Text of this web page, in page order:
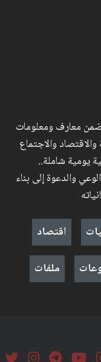
معارف ومعلومات
والاجتماع
يومية شاملة..
والدعوة إلى بناء
اقتصاد
ملفات